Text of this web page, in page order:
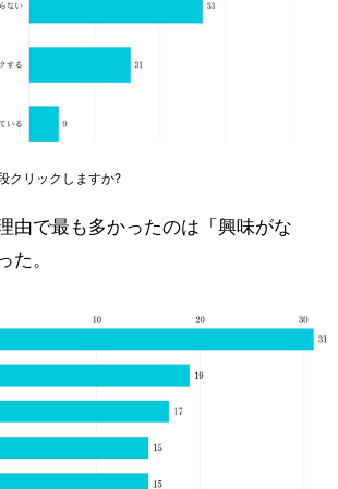
クリックしますか?
由で最も多かったのは「興味がな
た。